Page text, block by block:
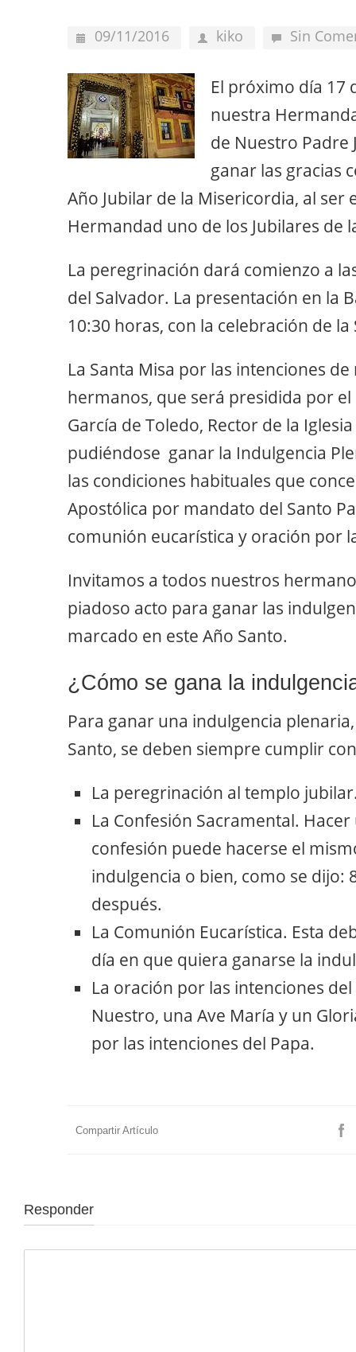
09/11/2016 kiko Sin
El próximo día 17
nuestra
de Nuestro Padre
ganar las gracias
Año Jubilar de la Misericordia, al
Hermandad uno de los Jubilares de
La peregrinación dará comienzo a
del Salvador. La presentación en la
10:30 horas, con la celebración de la
La Santa Misa por las intenciones
hermanos, que será presidida por el
García de Toledo, Rector de la
pudiéndose ganar la Indulgencia
las condiciones habituales que
Apostólica por mandato del Santo
comunión eucarística y oración por
Invitamos a todos nuestros
piadoso acto para ganar las
marcado en este Año Santo.
¿Cómo se gana la
Para ganar una indulgencia
Santo, se deben siempre cumplir
La peregrinación al templo
La Confesión Sacramental.
confesión puede hacerse el
indulgencia o bien, como se dijo:
después.
La Comunión Eucarística. Esta
día en que quiera ganarse la
La oración por las intenciones del
Nuestro, una Ave María y un
por las intenciones del Papa.
Compartir Artículo
Responder